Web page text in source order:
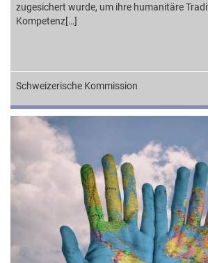
zugesichert wurde, um ihre humanitäre
Kompetenz[…]
Schweizerische Kommission